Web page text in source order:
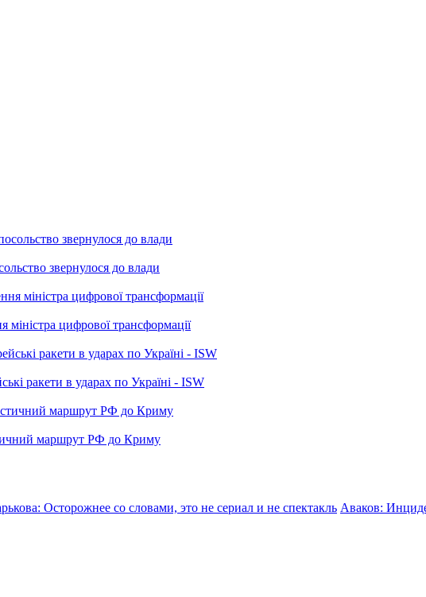
звернулося до влади
цифрової трансформації
ракети в ударах по Україні - ISW
маршрут РФ до Криму
Осторожнее со словами, это не сериал и не спектакль Аваков: